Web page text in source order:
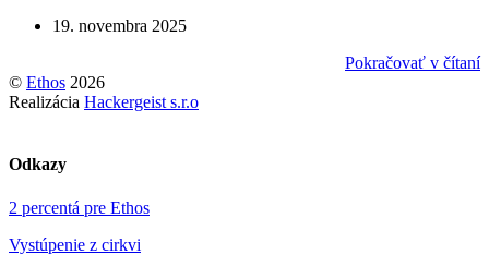
19. novembra 2025
Pokračovať v čítaní
© Ethos 2026
Realizácia Hackergeist s.r.o
Odkazy
2 percentá pre Ethos
Vystúpenie z cirkvi